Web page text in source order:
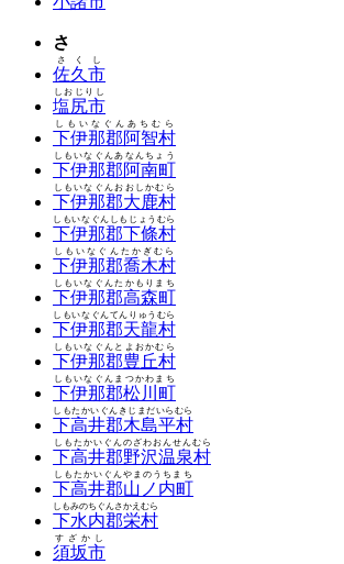
さ
佐久市
さくし
塩尻市
しおじりし
下伊那郡阿智村
しもいなぐんあちむら
下伊那郡阿南町
しもいなぐんあなんちょう
下伊那郡大鹿村
しもいなぐんおおしかむら
下伊那郡下條村
しもいなぐんしもじょうむら
下伊那郡喬木村
しもいなぐんたかぎむら
下伊那郡高森町
しもいなぐんたかもりまち
下伊那郡天龍村
しもいなぐんてんりゅうむら
下伊那郡豊丘村
しもいなぐんとよおかむら
下伊那郡松川町
しもいなぐんまつかわまち
下高井郡木島平村
しもたかいぐんきじまだいらむら
下高井郡野沢温泉村
しもたかいぐんのざわおんせんむら
下高井郡山ノ内町
しもたかいぐんやまのうちまち
下水内郡栄村
しもみのちぐんさかえむら
須坂市
すざかし